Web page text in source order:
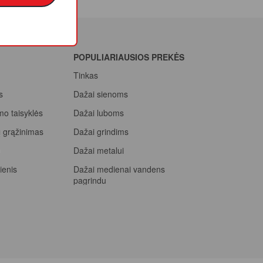
taisyklės
grąžinimas
POPULIARIAUSIOS PREKĖS
Tinkas
Dažai sienoms
Dažai luboms
Dažai grindims
Dažai metalui
Dažai medienai vandens
pagrindu